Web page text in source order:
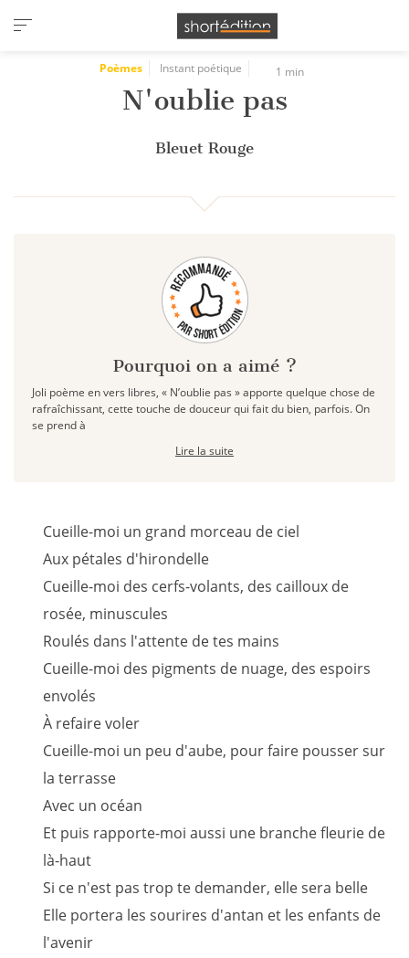
Panneau de gestion des cookies
Poèmes Instant poétique 1 min
N'oublie pas
Bleuet Rouge
Pourquoi on a aimé ?
Joli poème en vers libres, « N’oublie pas » apporte quelque chose de
rafraîchissant, cette touche de douceur qui fait du bien, parfois. On
se prend à
Lire la suite
Cueille-moi un grand morceau de ciel
Aux pétales d'hirondelle
Cueille-moi des cerfs-volants, des cailloux de
rosée, minuscules
Roulés dans l'attente de tes mains
Cueille-moi des pigments de nuage, des espoirs
envolés
À refaire voler
Cueille-moi un peu d'aube, pour faire pousser sur
la terrasse
Avec un océan
Et puis rapporte-moi aussi une branche fleurie de
là-haut
Si ce n'est pas trop te demander, elle sera belle
Elle portera les sourires d'antan et les enfants de
l'avenir